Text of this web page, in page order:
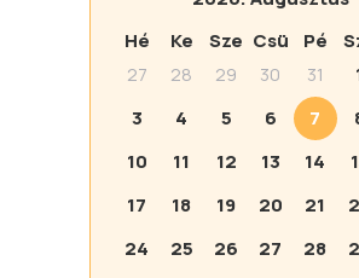
Hé
Ke Sze Csü Pé
27
28 29 30 31
3
4 5 6 7
10
11 12 13 14
17
18 19 20 21
24
25 26 27 28